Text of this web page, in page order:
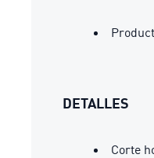
DETALLES
Corte